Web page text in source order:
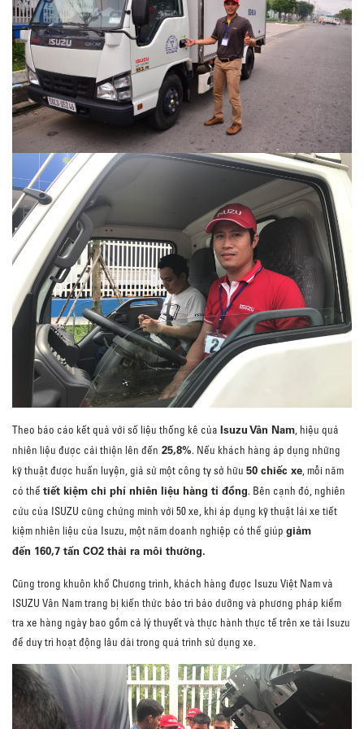
Theo báo cáo kết quả với số liệu thống kê của Isuzu Vân Nam, hiệu quả
nhiên liệu được cải thiện lên đến 25,8%. Nếu khách hàng áp dụng những
kỹ thuật được huấn luyện, giả sử một công ty sở hữu 50 chiếc xe, mỗi năm
có thể tiết kiệm chi phí nhiên liệu hàng tỉ đồng. Bên cạnh đó, nghiên
cứu của ISUZU cũng chứng minh với 50 xe, khi áp dụng kỹ thuật lái xe tiết
kiệm nhiên liệu của Isuzu, một năm doanh nghiệp có thể giúp giảm
đến 160,7 tấn CO2 thải ra môi thường.
Cũng trong khuôn khổ Chương trình, khách hàng được Isuzu Việt Nam và
ISUZU Vân Nam trang bị kiến thức bảo trì bảo dưỡng và phương pháp kiểm
tra xe hàng ngày bao gồm cả lý thuyết và thực hành thực tế trên xe tải Isuzu
để duy trì hoạt động lâu dài trong quá trình sử dụng xe.